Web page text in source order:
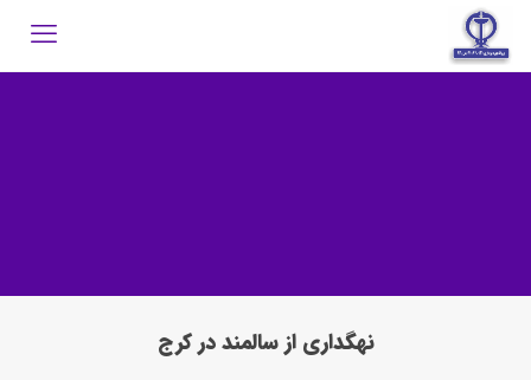
نهگداری از سالمند در کرج